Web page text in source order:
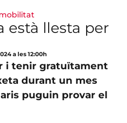
està llesta per
a les 12:00h
i tenir gratuïtament
durant un mes
puguin provar el